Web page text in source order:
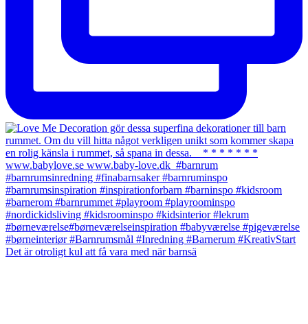
Det är otroligt kul att få vara med när barnsä